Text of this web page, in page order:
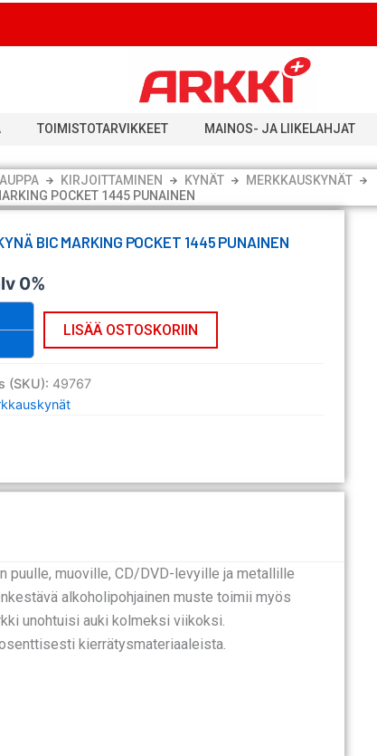
TOIMISTOTARVIKKEET MAINOS- JA LIIKELAHJAT
KIRJOITTAMINEN KYNÄT
MERKKAUSKYNÄT
POCKET 1445 PUNAINEN
BIC MARKING POCKET 1445 PUNAINEN
0%
LISÄÄ OSTOSKORIIN
(SKU): 49767
puulle, muoville, CD/DVD-levyille ja metallille
alkoholipohjainen muste toimii myös
unohtuisi auki kolmeksi viikoksi.
kierrätysmateriaaleista.